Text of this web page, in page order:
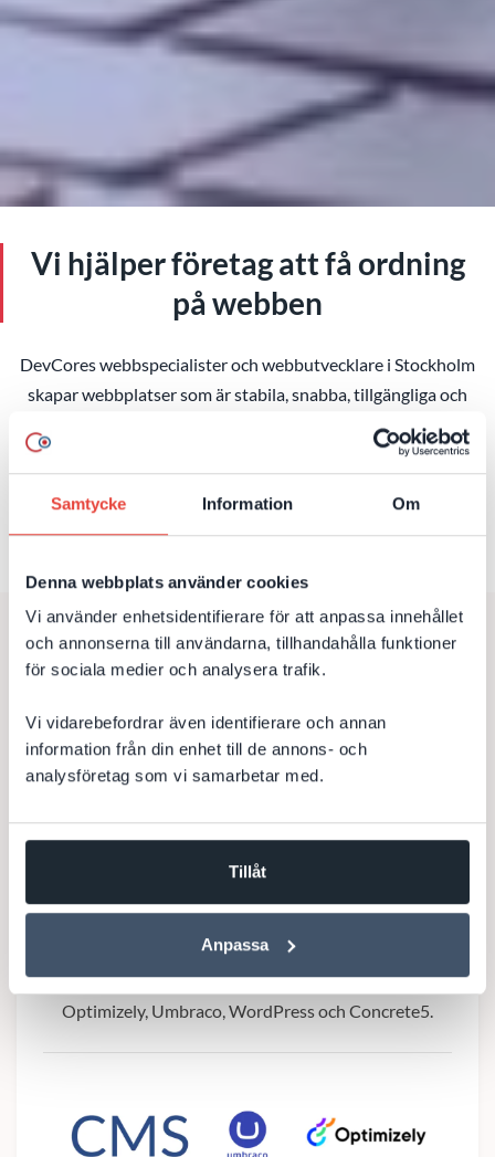
Samtycke Information Om
Denna webbplats använder cookies
Vi använder enhetsidentifierare för att anpassa innehållet
och annonserna till användarna, tillhandahålla funktioner
för sociala medier och analysera trafik.
Vi vidarebefordrar även identifierare och annan
information från din enhet till de annons- och
analysföretag som vi samarbetar med.
Tillåt
Anpassa
Vi hjälper företag att fåordning
på webben
DevCores webbspecialister och webbutvecklare i Stockholm
skapar webbplatser som är stabila, snabba, tillgängliga och
matchar både besökaren
IT-konsulter
60+
Arbetat med webb i
20år
Snygg kraftfull webb, som är
enkel att uppdatera och byggd för
resultat
CMS - Content Management System
Vi hjälper ditt bolag som CMS-konsulter med
experter på flertalet olika CMS på marknaden som
Optimizely, Umbraco, WordPress och Concrete5.